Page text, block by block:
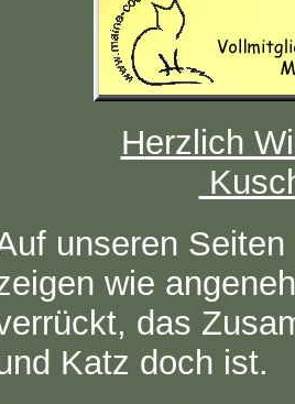
Herzlich
unseren
wie
das
Katz doch ist.